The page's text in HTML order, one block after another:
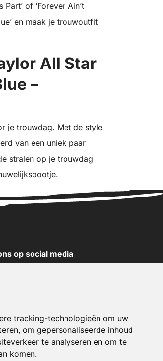
tracking-technologieën om uw
om gepersonaliseerde inhoud
te analyseren en om te
komen.
of ‘Forever Ain’t
en maak je trouwoutfit
All Star
–
je trouwdag. Met de style
van een uniek paar
stralen op je trouwdag
op social media